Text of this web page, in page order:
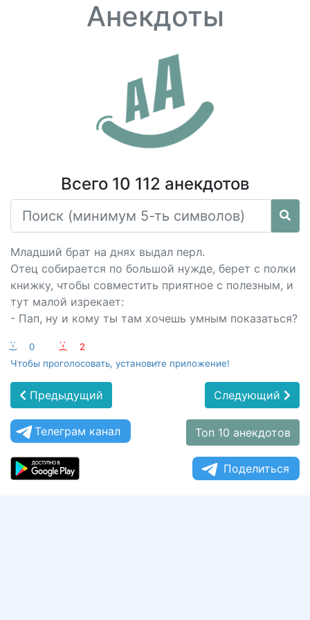
Анекдоты
Всего 10 112 анекдотов
Младший брат на днях выдал перл.
Отец собирается по большой нужде, берет с полки
книжку, чтобы совместить приятное с полезным, и
тут малой изрекает:
- Пап, ну и кому ты там хочешь умным показаться?
:-) 0 :-(
2
Чтобы проголосовать, установите приложение!
Предыдущий Следующий
Телеграм канал Топ 10 анекдотов
Поделиться